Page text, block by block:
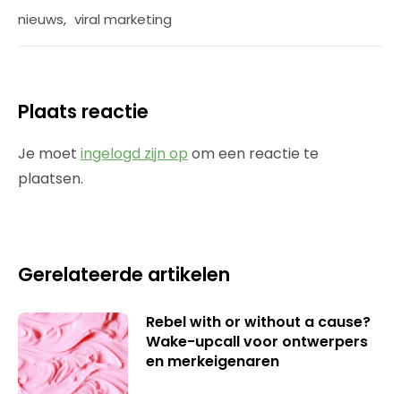
nieuws, viral marketing
Plaats reactie
Je moet ingelogd zijn op om een reactie te
plaatsen.
Gerelateerde artikelen
Rebel with or without a cause?
Wake-upcall voor ontwerpers
en merkeigenaren